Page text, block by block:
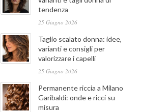
tendenza
25 Giugno 2026
Taglio scalato donna: idee,
varianti e consigli per
valorizzare i capelli
25 Giugno 2026
Permanente riccia a Milano
Garibaldi: onde e ricci su
misura